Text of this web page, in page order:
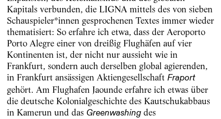
Kapitals verbunden, die LIGNA mittels des von sieben
Schauspieler*innen gesprochenen Textes immer wieder
thematisiert: So erfahre ich etwa, dass der Aeroporto
Porto Alegre einer von dreißig Flughäfen auf vier
Kontinenten ist, der nicht nur aussieht wie in
Frankfurt, sondern auch derselben global agierenden,
in Frankfurt ansässigen Aktiengesellschaft Fraport
gehört. Am Flughafen Jaounde erfahre ich etwas über
die deutsche Kolonialgeschichte des Kautschukabbaus
in Kamerun und das Greenwashingdes